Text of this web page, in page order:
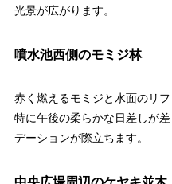
光景が広がります。
噴水池西側のモミジ林
赤く燃えるモミジと水面のリ
特に午後の柔らかな日差しが
デーションが際立ちます。